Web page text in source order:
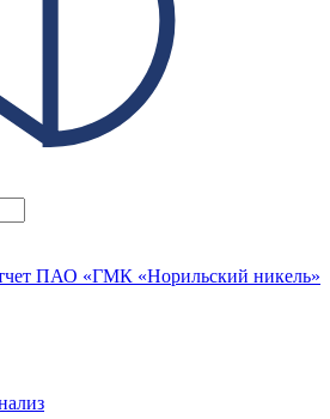
ПАО «ГМК «Норильский никель»